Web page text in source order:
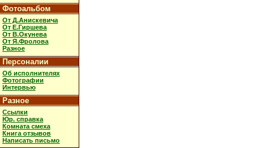
Фотоальбом
От Д.Анискевича
От Е.Гиршева
От В.Окунева
От Я.Фролова
Разное
Персоналии
Об исполнителях
Фотографии
Интервью
Разное
Ссылки
Юр. справка
Комната смеха
Книга отзывов
Написать письмо